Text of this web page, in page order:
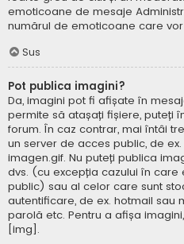
emoticoane de mesaje
numărul de emoticoane care
Sus
Pot publica imagini?
Da, imagini pot fi afișate în
permite să atașați fișiere, puteți
forum. În caz contrar, mai întâi
un server de acces public, de
imagen.gif. Nu puteți publica
dvs. (cu excepția cazului în care
public) sau al celor care sunt
autentificare, de ex. hotmail sau
parolă etc. Pentru a afișa
[img].